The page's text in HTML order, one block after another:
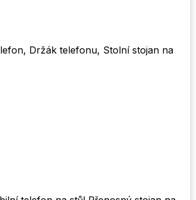
Držák telefonu, Stolní stojan na